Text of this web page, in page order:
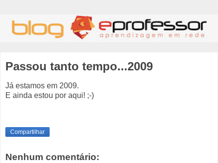
Passou tanto tempo...2009
Já estamos em 2009.
E ainda estou por aqui! ;-)
Compartilhar
Nenhum comentário: